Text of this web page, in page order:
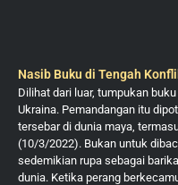
Nasib Buku di Tengah
Dilihat dari luar, tumpukan
Ukraina. Pemandangan itu
tersebar di dunia maya,
(10/3/2022). Bukan untuk
sedemikian rupa sebagai
dunia. Ketika perang